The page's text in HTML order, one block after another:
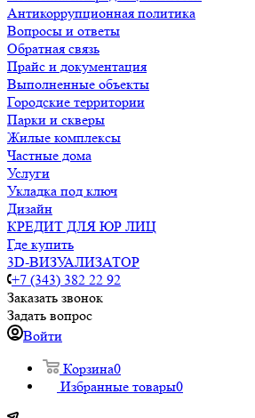
Антикоррупционная политика
Вопросы и ответы
Обратная связь
Прайс и документация
Выполненные объекты
Городские территории
Парки и скверы
Жилые комплексы
Частные дома
Услуги
Укладка под ключ
Дизайн
КРЕДИТ ДЛЯ ЮР ЛИЦ
Где купить
3D-ВИЗУАЛИЗАТОР
+7 (343) 382 22 92
Заказать звонок
Задать вопрос
Войти
Корзина0
Избранные товары0